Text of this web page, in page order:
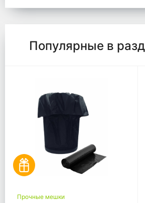
Популярные в
Прочные мешки